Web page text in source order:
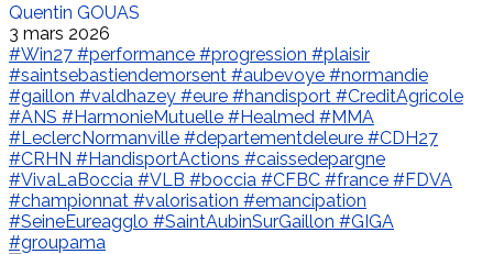
Quentin GOUAS
3 mars 2026
#Win27 #performance #progression #plaisir
#saintsebastiendemorsent #aubevoye #normandie
#gaillon #valdhazey #eure #handisport #CreditAgricole
#ANS #HarmonieMutuelle #Healmed #MMA
#LeclercNormanville #departementdeleure #CDH27
#CRHN #HandisportActions #caissedepargne
#VivaLaBoccia #VLB #boccia #CFBC #france #FDVA
#championnat #valorisation #emancipation
#SeineEureagglo #SaintAubinSurGaillon #GIGA
#groupama